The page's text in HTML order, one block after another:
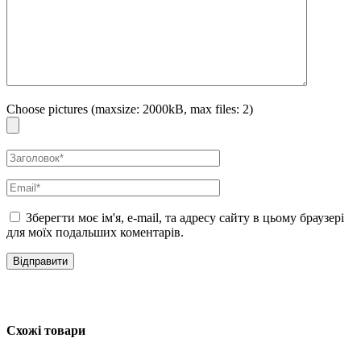
Розпилюйте на чисту поверхню шкіри для оптимального
відчуття аромату.
Choose pictures (maxsize: 2000kB, max files: 2)
Зберегти моє ім'я, e-mail, та адресу сайту в цьому браузері
для моїх подальших коментарів.
Схожі товари